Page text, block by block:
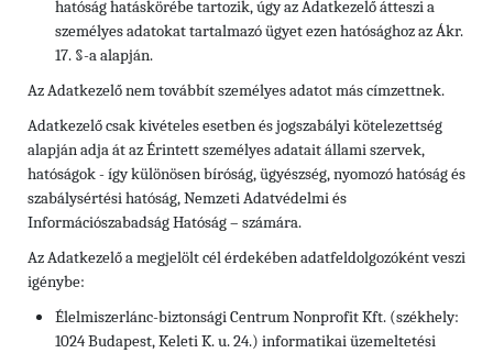
hatóság hatáskörébe tartozik, úgy az Adatkezelő átteszi a
személyes adatokat tartalmazó ügyet ezen hatósághoz az Ákr.
17. §-a alapján.
Az Adatkezelő nem továbbít személyes adatot más címzettnek.
Adatkezelő csak kivételes esetben és jogszabályi kötelezettség
alapján adja át az Érintett személyes adatait állami szervek,
hatóságok - így különösen bíróság, ügyészség, nyomozó hatóság és
szabálysértési hatóság, Nemzeti Adatvédelmi és
Információszabadság Hatóság – számára.
Az Adatkezelő a megjelölt cél érdekében adatfeldolgozóként veszi
igénybe:
Élelmiszerlánc-biztonsági Centrum Nonprofit Kft. (székhely:
1024 Budapest, Keleti K. u. 24.) informatikai üzemeltetési